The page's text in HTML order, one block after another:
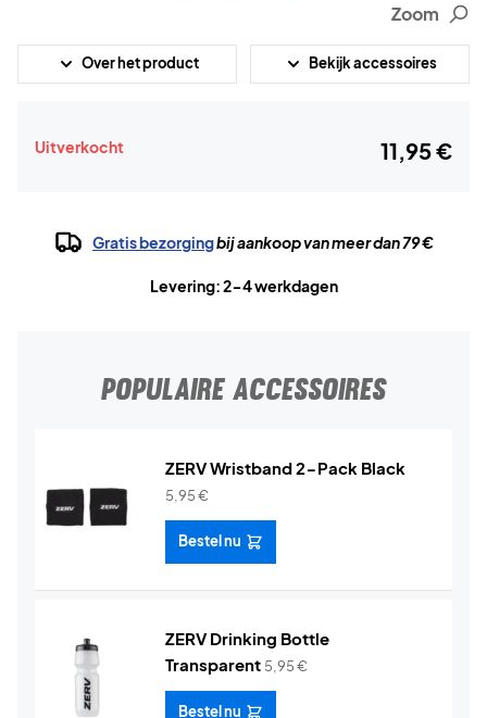
Zoom
Over het product Bekijk accessoires
Uitverkocht 11,95 €
Gratis bezorgingbij aankoop van meer dan 79 €
Levering: 2-4 werkdagen
POPULAIRE ACCESSOIRES
ZERV Wristband 2-Pack Black
5,95€
Bestel nu
ZERV Drinking Bottle
Transparent 5,95€
Bestel nu